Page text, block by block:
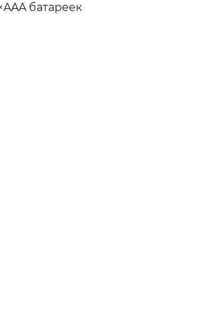
батареек